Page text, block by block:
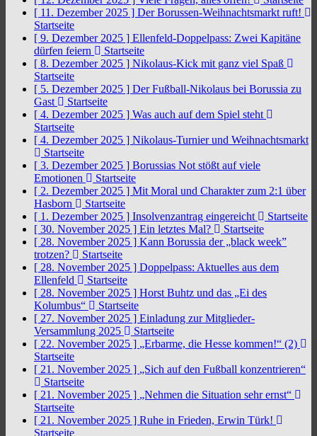
[ 11. Dezember 2025 ] Der Borussen-Weihnachtsmarkt ruft!
Startseite
[ 9. Dezember 2025 ] Ellenfeld-Doppelpass: Zwei Kapitäne
dürfen feiern
Startseite
[ 8. Dezember 2025 ] Nikolaus-Kick mit ganz viel Spaß
Startseite
[ 5. Dezember 2025 ] Der Fußball-Nikolaus bei Borussia zu
Gast
Startseite
[ 4. Dezember 2025 ] Was auch auf dem Spiel steht
Startseite
[ 4. Dezember 2025 ] Nikolaus-Turnier und Weihnachtsmarkt
Startseite
[ 3. Dezember 2025 ] Borussias Not stößt auf viele
Emotionen
Startseite
[ 2. Dezember 2025 ] Mit Moral und Charakter zum 2:1 über
Hasborn
Startseite
[ 1. Dezember 2025 ] Insolvenzantrag eingereicht
Startseite
[ 30. November 2025 ] Ein letztes Mal?
Startseite
[ 28. November 2025 ] Kann Borussia der „black week”
trotzen?
Startseite
[ 28. November 2025 ] Doppelpass: Aktuelles aus dem
Ellenfeld
Startseite
[ 28. November 2025 ] Horst Buhtz und das „Ei des
Kolumbus“
Startseite
[ 27. November 2025 ] Einladung zur Mitglieder-
Versammlung 2025
Startseite
[ 22. November 2025 ] „Erbarme, die Hesse kommen!“ (2)
Startseite
[ 21. November 2025 ] „Sich auf den Fußball konzentrieren“
Startseite
[ 21. November 2025 ] „Nehmen die Situation sehr ernst“
Startseite
[ 21. November 2025 ] Ruhe in Frieden, Erwin Türk!
Startseite